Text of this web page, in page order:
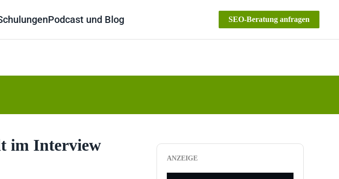
Podcast und Blog SEO-Beratung anfragen
im Interview
ANZEIGE